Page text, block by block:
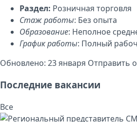
Раздел: Розничная торговля
Стаж работы: Без опыта
Образование: Неполное
График работы: Полный
Обновлено: 23 января Отправить
Последние вакансии
Все